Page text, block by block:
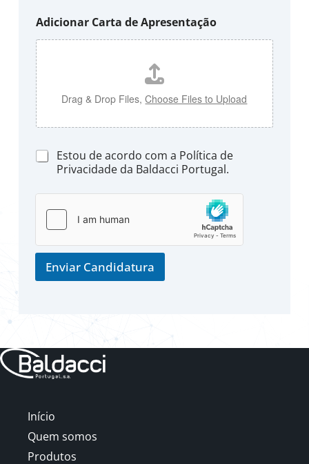
Adicionar Carta de Apresentação
Drag & Drop Files,Choose Files to Upload
P
o
í
a
d
p
c
i
d
e
Estou de acordo com a Política de
Privacidade da Baldacci Portugal.
Enviar Candidatura
Início
Quem somos
Produtos